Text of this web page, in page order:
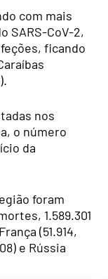
com mais
SARS-CoV-2,
ficando
nos
o número
da
foram
1.589.301
(51.914,
e Rússia